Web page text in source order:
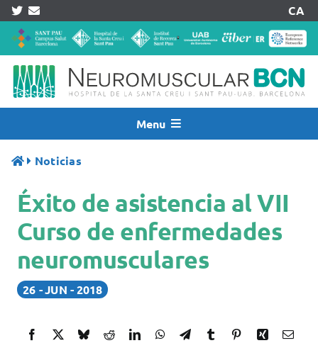
Skip
content
CA
Menu
Quiénes Somos
Asistencia
Investigación
Pacientes
Acreditaciones
Docencia
Noticias
Éxito de asistencia al VII
Curso de enfermedades
neuromusculares
26 JUN 2018